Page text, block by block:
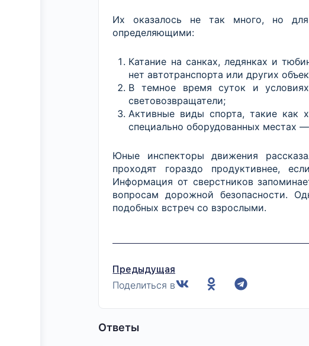
Их оказалось не так много, но
определяющими:
Катание на санках, ледянках и
нет автотранспорта или других
В темное время суток и
световозвращатели;
Активные виды спорта, такие как
специально оборудованных местах
Юные инспекторы движения
проходят гораздо продуктивнее,
Информация от сверстников
вопросам дорожной безопасности.
подобных встреч со взрослыми.
Предыдущая
Поделиться в
Ответы